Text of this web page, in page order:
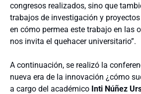
congresos realizados, sino que
trabajos de investigación y
en cómo permea este trabajo en las
nos invita el quehacer universitario”.
A continuación, se realizó la
nueva era de la innovación ¿cómo
a cargo del académico Inti Núñez